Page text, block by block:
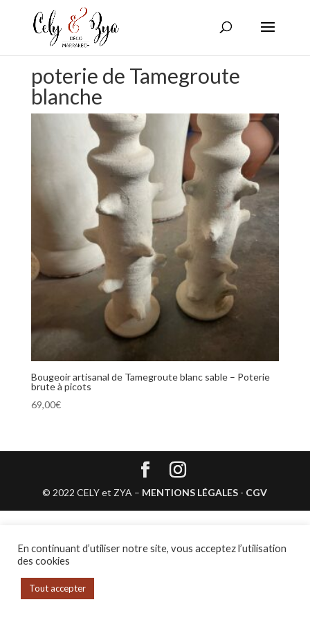
poterie de Tamegroute
blanche
Bougeoir artisanal de Tamegroute blanc sable – Poterie
brute à picots
69,00€
© 2022 CELY et ZYA – MENTIONS LÉGALES - CGV
En continuant d’utiliser notre site, vous acceptez l’utilisation
des cookies
Tout accepter